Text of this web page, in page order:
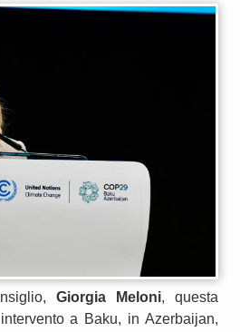
Giorgia Meloni, questa
a Baku, in Azerbaijan,